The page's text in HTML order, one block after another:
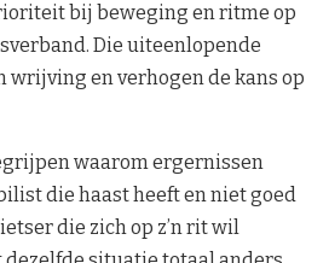
bij beweging en ritme op
Die uiteenlopende
wrijving en verhogen de kans op
waarom ergernissen
die haast heeft en niet goed
die zich op z’n rit wil